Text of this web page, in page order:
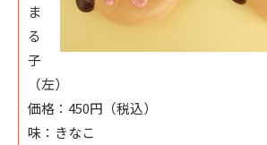
ま
る
子
（左）
価格：450円（税込）
味：きなこ